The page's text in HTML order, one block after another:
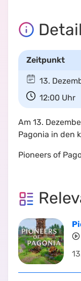
Zeitpunkt
13.
12:00 Uhr
Am 13.
Pagonia in den
Pioneers of